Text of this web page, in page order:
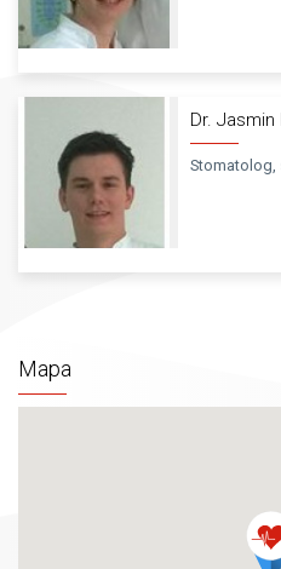
Dr. Jasmin
Stomatolog,
Mapa